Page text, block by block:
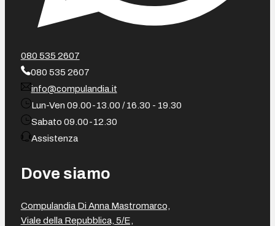
080 535 2607
080 535 2607
info@compulandia.it
Lun-Ven 09.00-13.00 / 16.30 - 19.30
Sabato 09.00-12.30
Assistenza
Dove siamo
Compulandia Di Anna Mastromarco,
Viale della Repubblica, 5/E,